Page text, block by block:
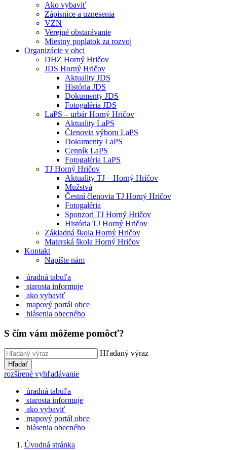
Ako vybaviť
Zápisnice a uznesenia
VZN
Verejné obstarávanie
Miestny poplatok za rozvoj
Organizácie v obci
DHZ Horný Hričov
JDS Horný Hričov
Aktuality JDS
História JDS
Dokumenty JDS
Fotogaléria JDS
LaPS – urbár Horný Hričov
Aktuality LaPS
Členovia výboru LaPS
Dokumenty LaPS
Cenník LaPS
Fotogaléria LaPS
TJ Horný Hričov
Aktuality TJ – Horný Hričov
Mužstvá
Čestní členovia TJ Horný Hričov
Fotogaléria
Sponzori TJ Horný Hričov
História TJ Horný Hričov
Základná škola Horný Hričov
Materská škola Horný Hričov
Kontakt
Napíšte nám
úradná tabuľa
starosta informuje
ako vybaviť
mapový portál obce
hlásenia obecného
S čím vám môžeme pomôcť?
Hľadaný výraz
Hľadať
rozšírené vyhľadávanie
úradná tabuľa
starosta informuje
ako vybaviť
mapový portál obce
hlásenia obecného
Úvodná stránka